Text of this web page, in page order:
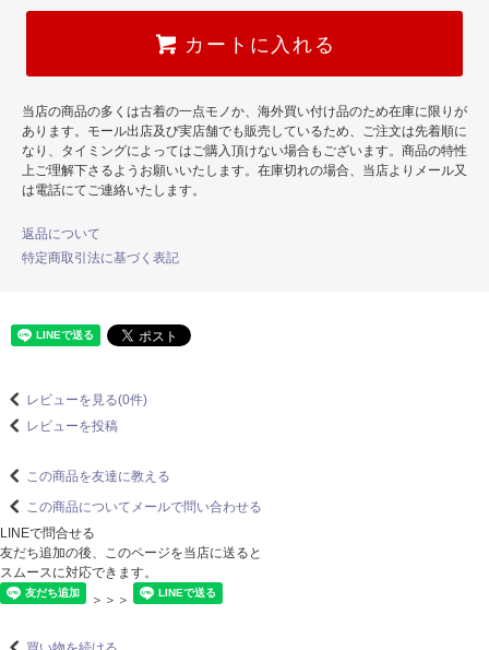
カートに入れる
当店の商品の多くは古着の一点モノか、海外買い付け品のため在庫に限りが
あります。モール出店及び実店舗でも販売しているため、ご注文は先着順に
なり、タイミングによってはご購入頂けない場合もございます。商品の特性
上ご理解下さるようお願いいたします。在庫切れの場合、当店よりメール又
は電話にてご連絡いたします。
返品について
特定商取引法に基づく表記
レビューを見る(0件)
レビューを投稿
この商品を友達に教える
この商品についてメールで問い合わせる
LINEで問合せる
友だち追加の後、このページを当店に送ると
スムースに対応できます。
＞＞＞